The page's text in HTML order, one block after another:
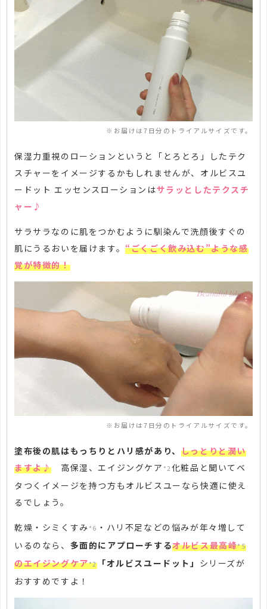
※お届けは7日分のトライアルサイズです。
保湿力重視のローションというと「とろとろ」したテク
スチャーをイメージするかもしれませんが、オルビスユ
ードット エッセンスローションはサラッとしたテクスチ
ャー♪
サラサラなのに肌をつかむように馴染んで洗顔後すぐの
肌にうるおいを届けます。“ごくごく飲み込む”ような感
覚が特徴的！
※お届けは7日分のトライアルサイズです。
塗布後の肌はもっちりとハリ感があり、 しっとりと潤い
ますよ♪ 高保湿、エイジングケア *2 化粧品と聞いてベ
タつくイメージを持つ方もオルビスユーなら快適に使え
るでしょう。
乾燥・シミくすみ *6 ・ハリ不足などの悩みが年々増して
いるのなら、 多面的にアプローチするオルビス最高峰*5
のエイジングケア*2 「オルビスユードット」 シリーズが
おすすめですよ！